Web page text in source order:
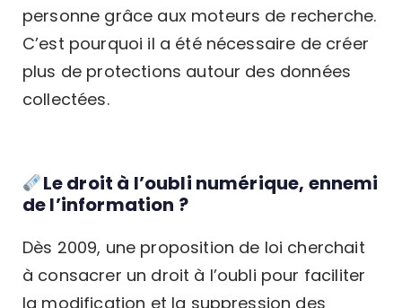
personne grâce aux moteurs de recherche.
C’est pourquoi il a été nécessaire de créer
plus de protections autour des données
collectées.
Le droit à l’oubli numérique, ennemi
de l’information ?
Dès 2009, une proposition de loi cherchait
à consacrer un droit à l’oubli pour faciliter
la modification et la suppression des